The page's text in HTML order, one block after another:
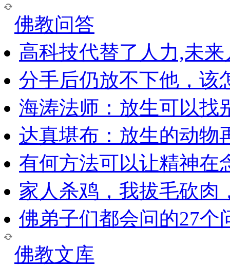
佛教问答
高科技代替了人力,未
分手后仍放不下他，该
海涛法师：放生可以找
达真堪布：放生的动物
有何方法可以让精神在
家人杀鸡，我拔毛砍肉
佛弟子们都会问的27个
佛教文库